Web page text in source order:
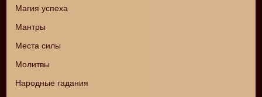
Магия успеха
Мантры
Места силы
Молитвы
Народные гадания